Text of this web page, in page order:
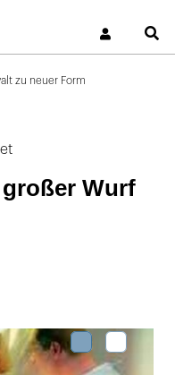
zu neuer Form
Wurf